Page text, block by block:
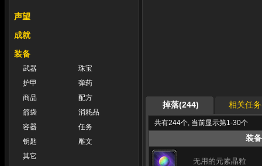
声望
成就
装备
武器
珠宝
护甲
弹药
商品
配方
箭袋
消耗品
容器
任务
钥匙
雕文
其它
掉落(244) 相关任
共有244个, 当前显示第1-30个
装备
无用的元素晶粒